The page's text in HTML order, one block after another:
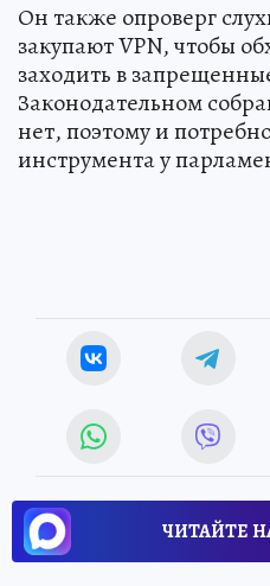
Он также опроверг
закупают VPN, чтобы
заходить в
Законодательном
нет, поэтому и
инструмента у
ЧИТАЙТЕ